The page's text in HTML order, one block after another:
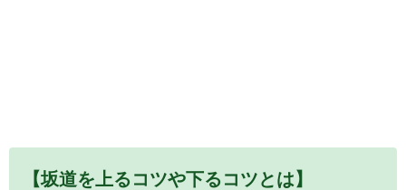
【坂道を上るコツや下るコツとは】